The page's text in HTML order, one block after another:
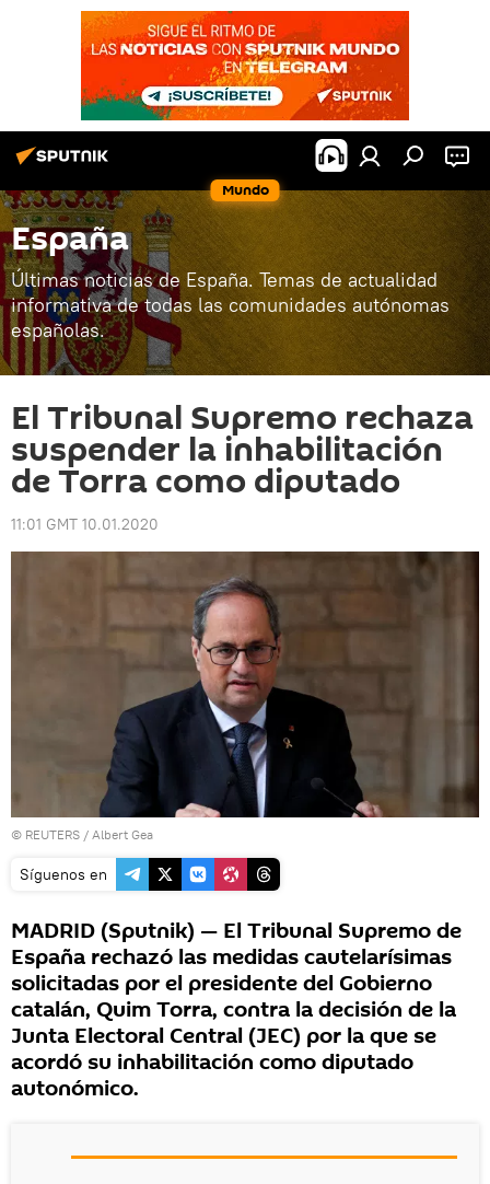
Mundo
España
Últimas noticias de España. Temas de actualidad
informativa de todas las comunidades autónomas
españolas.
El Tribunal Supremo rechaza
suspender la inhabilitación
de Torra como diputado
11:01 GMT 10.01.2020
© REUTERS / Albert Gea
Síguenos en
MADRID (Sputnik) — El Tribunal Supremo de
España rechazó las medidas cautelarísimas
solicitadas por el presidente del Gobierno
catalán, Quim Torra, contra la decisión de la
Junta Electoral Central (JEC) por la que se
acordó su inhabilitación como diputado
autonómico.